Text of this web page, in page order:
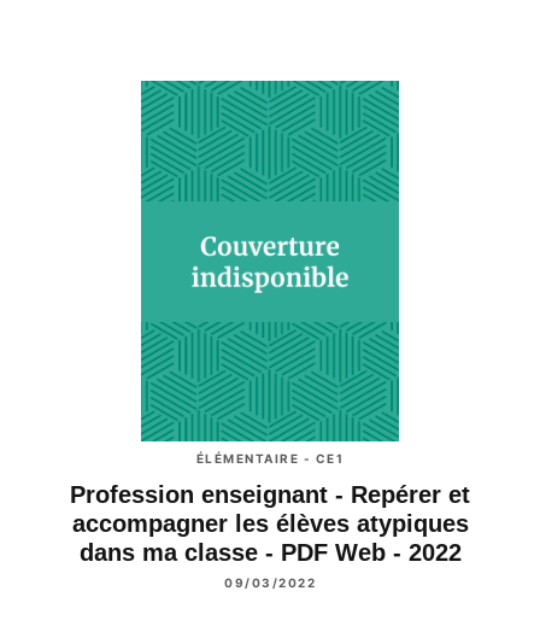
ÉLÉMENTAIRE - CE1
Profession enseignant - Repérer et
accompagner les élèves atypiques
dans ma classe - PDF Web - 2022
09/03/2022